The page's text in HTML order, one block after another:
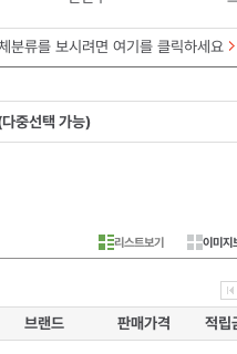
분류를 보시려면 여기를 클릭하세요
중선택 가능)
리스트보기 이미지
브랜드 판매가격 적립